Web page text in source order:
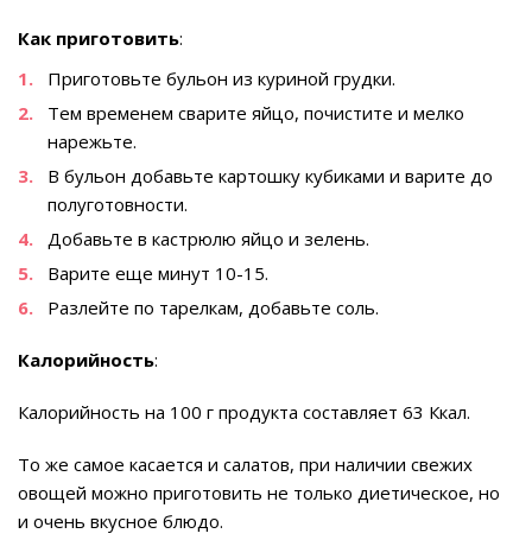
Как приготовить:
Приготовьте бульон из куриной грудки.
Тем временем сварите яйцо, почистите и мелко
нарежьте.
В бульон добавьте картошку кубиками и варите до
полуготовности.
Добавьте в кастрюлю яйцо и зелень.
Варите еще минут 10-15.
Разлейте по тарелкам, добавьте соль.
Калорийность:
Калорийность на 100 г продукта составляет 63 Ккал.
То же самое касается и салатов, при наличии свежих
овощей можно приготовить не только диетическое, но
и очень вкусное блюдо.